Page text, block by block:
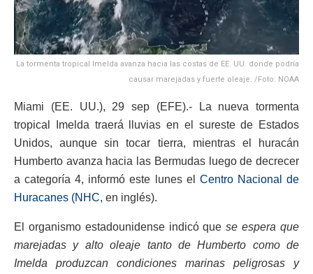
La tormenta tropical Imelda avanza hacia las costas de EE. UU. donde podría
causar marejadas y fuerte oleaje. /Foto: NOAA
Miami (EE. UU.), 29 sep (EFE).- La nueva tormenta
tropical Imelda traerá lluvias en el sureste de Estados
Unidos, aunque sin tocar tierra, mientras el huracán
Humberto avanza hacia las Bermudas luego de decrecer
a categoría 4, informó este lunes el Centro Nacional de
Huracanes (NHC, en inglés).
El organismo estadounidense indicó quese espera que
marejadas y alto oleaje tanto de Humberto como de
Imelda produzcan condiciones marinas peligrosas y